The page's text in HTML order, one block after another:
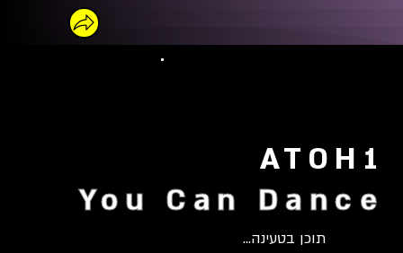
ATOH1
You Can Dance
תוכן בטעינה...